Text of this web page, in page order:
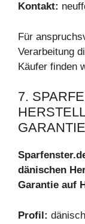
Kontakt:
Für
Verarbeitung
Käufer finden
7.
GARANTIE
dänischen
Garantie auf
Profil: